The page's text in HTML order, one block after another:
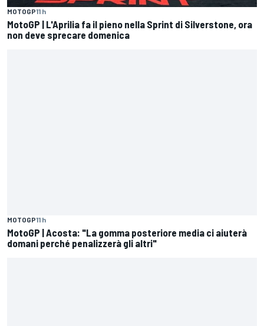
MOTOGP11 h
MotoGP | L'Aprilia fa il pieno nella Sprint di Silverstone, ora
non deve sprecare domenica
MOTOGP11 h
MotoGP | Acosta: "La gomma posteriore media ci aiuterà
domani perché penalizzerà gli altri"